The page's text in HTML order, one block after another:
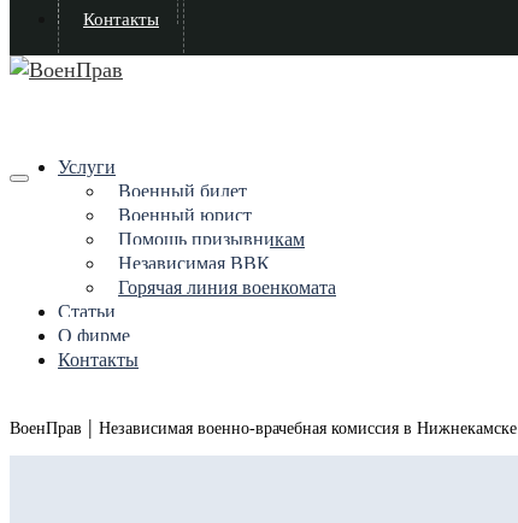
Контакты
Услуги
Военный билет
Военный юрист
Помощь призывникам
Независимая ВВК
Горячая линия военкомата
Статьи
О фирме
Контакты
ВоенПрав | Независимая военно-врачебная комиссия в Нижнекамске